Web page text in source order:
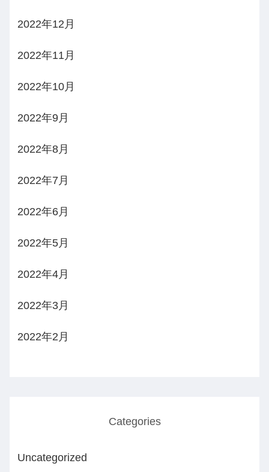
2022年12月
2022年11月
2022年10月
2022年9月
2022年8月
2022年7月
2022年6月
2022年5月
2022年4月
2022年3月
2022年2月
Categories
Uncategorized